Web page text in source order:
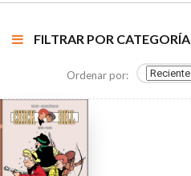
FILTRAR POR CATEGORÍA
Ordenar por: